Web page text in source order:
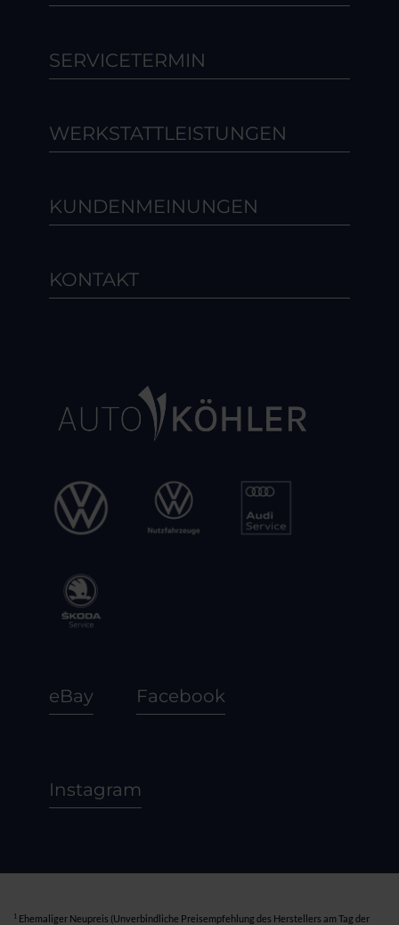
SERVICETERMIN
WERKSTATTLEISTUNGEN
KUNDENMEINUNGEN
KONTAKT
eBay Facebook
Instagram
1 Ehemaliger Neupreis (Unverbindliche Preisempfehlung des Herstellers am Tag der